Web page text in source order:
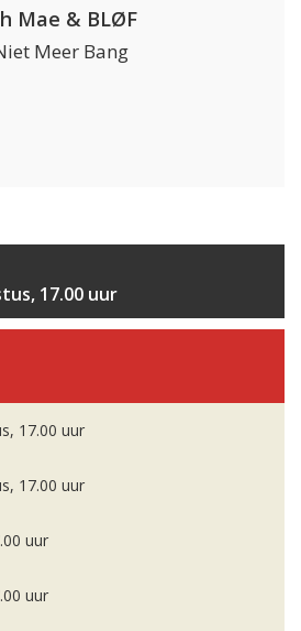
Mae & BLØF
Meer Bang
17.00 uur
17.00 uur
17.00 uur
uur
uur